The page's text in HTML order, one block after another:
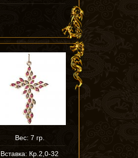
Вес: 7 гр.
Вставка: Кр.2,0-32